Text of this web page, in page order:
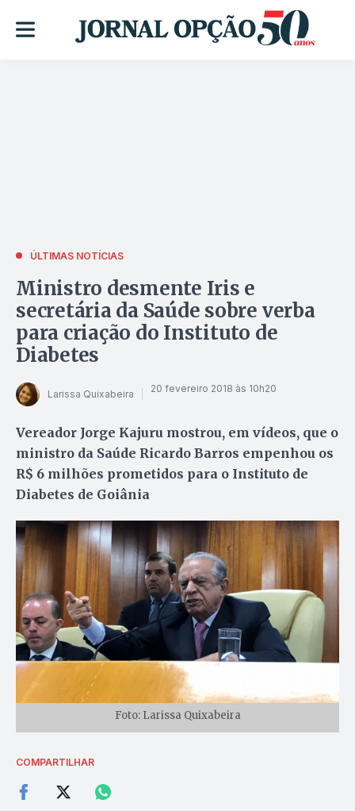
ÚLTIMAS NOTÍCIAS
Ministro desmente Iris e
secretária da Saúde sobre verba
para criação do Instituto de
Diabetes
Larissa Quixabeira 20 fevereiro 2018 às 10h20
Vereador Jorge Kajuru mostrou, em vídeos, que o
ministro da Saúde Ricardo Barros empenhou os
R$ 6 milhões prometidos para o Instituto de
Diabetes de Goiânia
Foto: Larissa Quixabeira
COMPARTILHAR